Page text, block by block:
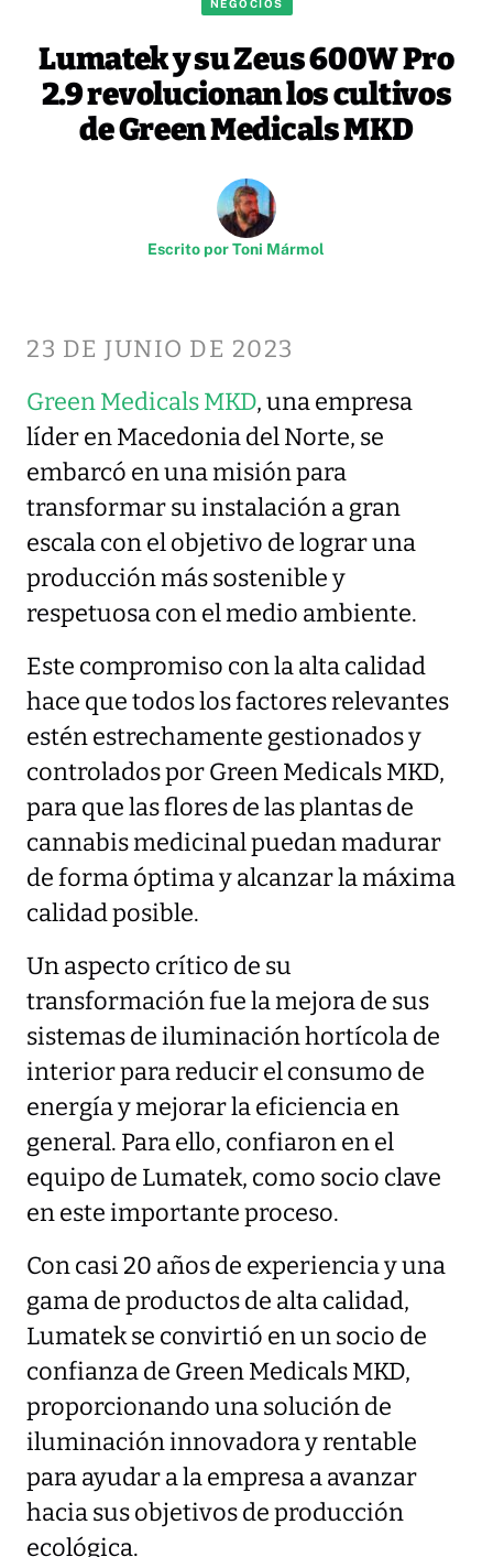
NEGOCIOS
Lumatek y su Zeus 600W Pro
2.9 revolucionan los cultivos
de Green Medicals MKD
Escrito porToni Mármol
23 DE JUNIO DE 2023
Green Medicals MKD, una empresa
líder en Macedonia del Norte, se
embarcó en una misión para
transformar su instalación a gran
escala con el objetivo de lograr una
producción más sostenible y
respetuosa con el medio ambiente.
Este compromiso con la alta calidad
hace que todos los factores relevantes
estén estrechamente gestionados y
controlados por Green Medicals MKD,
para que las flores de las plantas de
cannabis medicinal puedan madurar
de forma óptima y alcanzar la máxima
calidad posible.
Un aspecto crítico de su
transformación fue la mejora de sus
sistemas de iluminación hortícola de
interior para reducir el consumo de
energía y mejorar la eficiencia en
general. Para ello, confiaron en el
equipo de Lumatek, como socio clave
en este importante proceso.
Con casi 20 años de experiencia y una
gama de productos de alta calidad,
Lumatek se convirtió en un socio de
confianza de Green Medicals MKD,
proporcionando una solución de
iluminación innovadora y rentable
para ayudar a la empresa a avanzar
hacia sus objetivos de producción
ecológica.